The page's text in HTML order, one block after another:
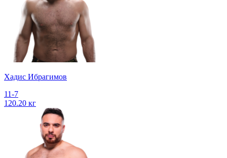
Хадис Ибрагимов
11-7
120.20 кг